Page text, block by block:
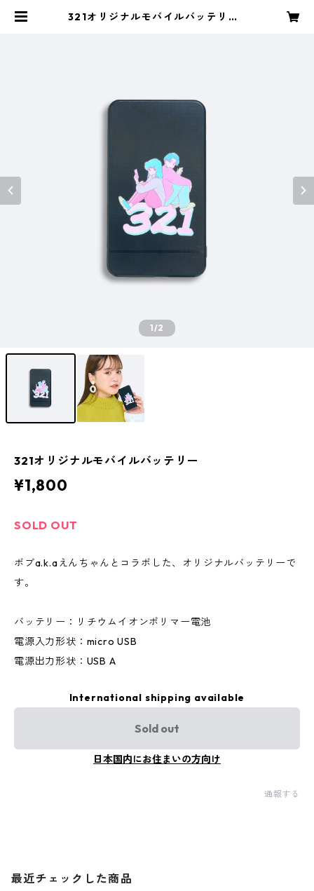
321オリジナルモバイルバッテリー |
1/2
321オリジナルモバイルバッテリー
¥1,800
SOLD OUT
ボブa.k.aえんちゃんとコラボした、オリジナルバッテリーで
す。
バッテリー：リチウムイオンポリマー電池
電源入力形状：micro USB
電源出力形状：USB A
International shipping available
Sold out
日本国内にお住まいの方向け
通報する
最近チェックした商品